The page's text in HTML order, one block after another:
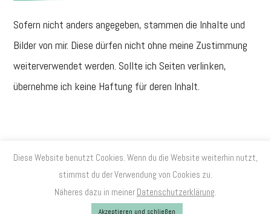
Sofern nicht anders angegeben, stammen die Inhalte und
Bilder von mir. Diese dürfen nicht ohne meine Zustimmung
weiterverwendet werden. Sollte ich Seiten verlinken,
übernehme ich keine Haftung für deren Inhalt.
© Copyright 2026 . All Rights Reserved.
Sarada Lite | Developed
ByBlossom Themes . Powered by WordPress
Datenschutzerklärung
Diese Website benutzt Cookies. Wenn du die Website weiterhin nutzt,
stimmst du der Verwendung von Cookies zu.
Näheres dazu in meiner Datenschutzerklärung.
Akzeptieren und schließen